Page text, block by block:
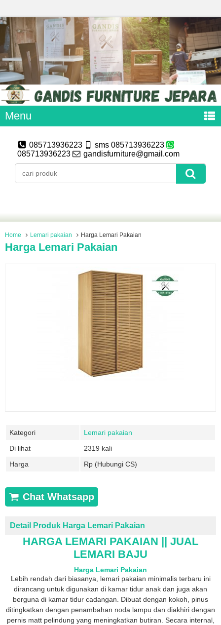
Menu
085713936223
sms 085713936223
085713936223
gandisfurniture@gmail.com
Home Lemari pakaian Harga Lemari Pakaian
Harga Lemari Pakaian
Kategori
Lemari pakaian
Di lihat
2319 kali
Harga
Rp (Hubungi CS)
Chat Whatsapp
Detail Produk Harga Lemari Pakaian
HARGA LEMARI PAKAIAN || JUAL
LEMARI BAJU
Harga Lemari Pakaian
Lebih rendah dari biasanya, lemari pakaian minimalis terbaru ini
dirancang untuk digunakan di kamar tidur anak dan juga akan
berguna di kamar tidur cadangan. Dibuat dengan kokoh, pinus
ditingkatkan dengan penambahan noda lampu dan diakhiri dengan
pernis matt pelindung yang meningkatkan butiran. Secara internal,